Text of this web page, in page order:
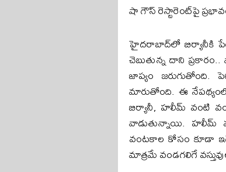
షా గౌస్ రెస్టారెంట్‌పై
హైదరాబాద్‌లో బిర్యానీకి
చెబుతున్న దాని
జాప్యం జరుగుతోంది.
మారుతోంది. ఈ
బిర్యానీ, హలీమ్ వంటి
వాడుతున్నాయి. హలీమ్
వంటకాల కోసం కూడా
మాత్రమే వండగలిగే